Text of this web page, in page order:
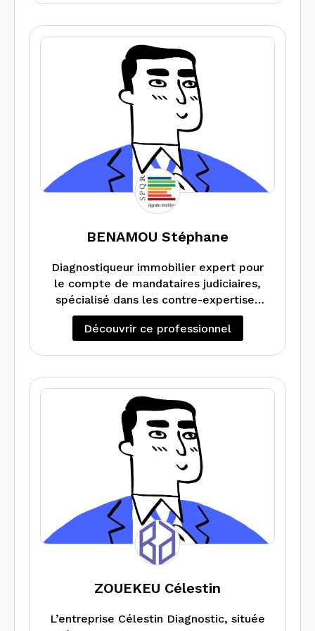
BENAMOU Stéphane
Diagnostiqueur immobilier expert pour
le compte de mandataires judiciaires,
spécialisé dans les contre-expertises
de diagnostics de performance
énergétique et de métrage. Réalise
Découvrir ce professionnel
ZOUEKEU Célestin
L’entreprise Célestin Diagnostic, située